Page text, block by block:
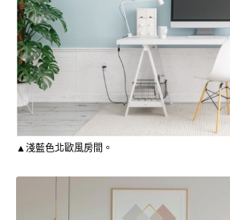
▲淺藍色北歐風房間。